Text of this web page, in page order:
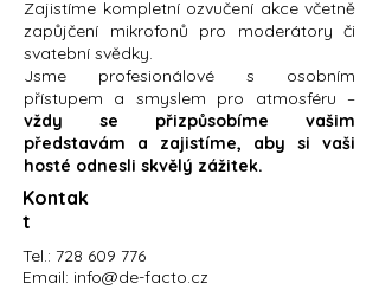
Zajistíme kompletní ozvučení akce včetně
zapůjčení mikrofonů pro moderátory či
svatební svědky.
Jsme profesionálové s osobním
přístupem a smyslem pro atmosféru –
vždy se přizpůsobíme vašim
představám a zajistíme, aby si vaši
hosté odnesli skvělý zážitek.
Kontak
t
Tel.: 728 609 776
Email: info@de-facto.cz